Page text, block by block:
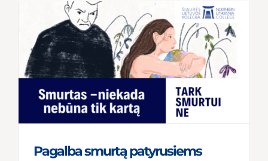
Pagalba smurtą patyrusiems